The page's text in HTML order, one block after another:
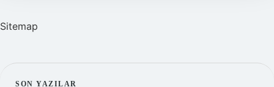
Sitemap
SON YAZILAR